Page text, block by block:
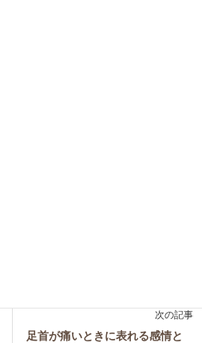
次の記事
足首が痛いときに表れる感情と